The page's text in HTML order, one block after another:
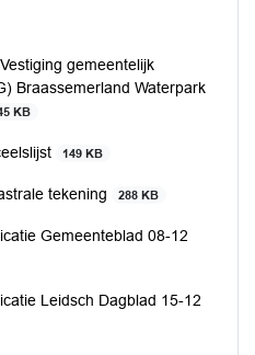
gemeentelijk
Braassemerland Waterpark
KB
149 KB
tekening 288 KB
Gemeenteblad 08-12
Leidsch Dagblad 15-12